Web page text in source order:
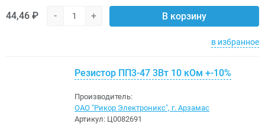
44,46 ₽ - + В корзину
в избранное
Резистор ПП3-47 3Вт 10 кОм +-10%
Производитель:
ОАО "Рикор Электроникс", г. Арзамас
Артикул: Ц0082691